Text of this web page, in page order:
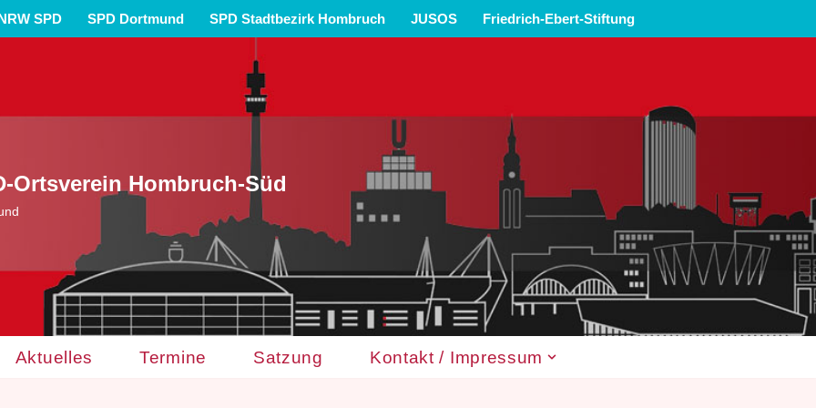
SPD SPD Dortmund SPD Stadtbezirk Hombruch JUSOS Friedrich-Ebert-Stiftung
Ortsverein Hombruch-Süd
Aktuelles Termine Satzung Kontakt / Impressum